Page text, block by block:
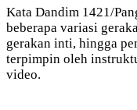
Kata Dandim 1421/
beberapa variasi
gerakan inti, hingga
terpimpin oleh
video.